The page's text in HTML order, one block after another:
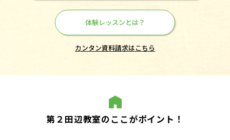
体験レッスンとは？
カンタン資料請求はこちら
第２田辺教室のここがポイント！